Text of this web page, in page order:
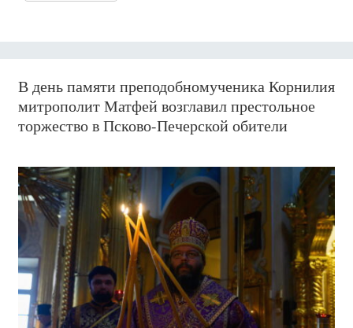
В день памяти преподобномученика Корнилия
митрополит Матфей возглавил престольное
торжество в Псково-Печерской обители